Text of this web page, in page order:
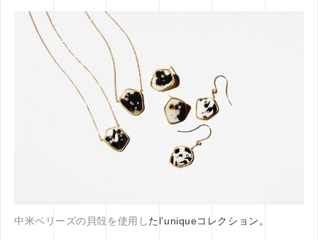
中米ベリーズの貝殻を使用したl’uniqueコレクション。